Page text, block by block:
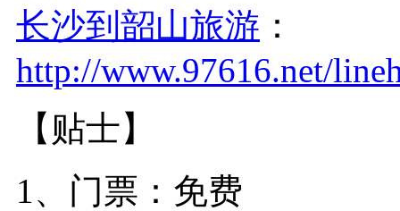
长沙到韶山旅游 ：
http://www.97616.net/
【贴士】
1、门票：免费